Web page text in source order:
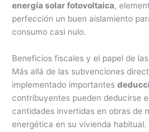
energía solar fotovoltaica,
perfección un buen aislamiento
consumo casi nulo.
Beneficios fiscales y el papel de
Más allá de las subvenciones
implementado importantes
contribuyentes pueden deducirse
cantidades invertidas en obras de
energética en su vivienda habitual.